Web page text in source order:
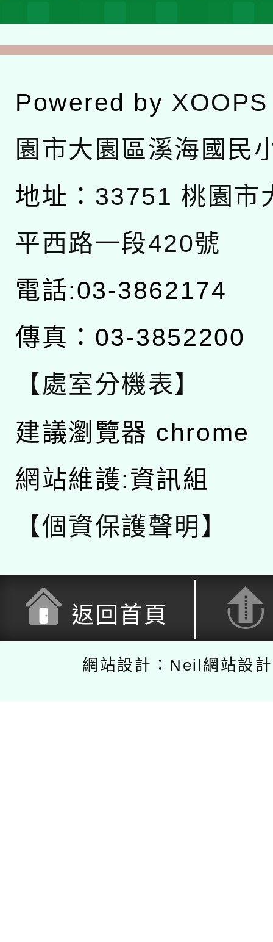
Powered by XOOPS
園市大園區溪海國民
地址： 33751 桃園市
平西路一段420號
電話:03-3862174
傳真：03-3852200
【處室分機表】
建議瀏覽器 chrome
網站維護:資訊組
【個資保護聲明】
返回首頁
網站設計：Neil網站設